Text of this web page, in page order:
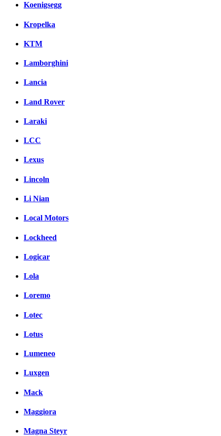
Koenigsegg
Kropelka
KTM
Lamborghini
Lancia
Land Rover
Laraki
LCC
Lexus
Lincoln
Li Nian
Local Motors
Lockheed
Logicar
Lola
Loremo
Lotec
Lotus
Lumeneo
Luxgen
Mack
Maggiora
Magna Steyr